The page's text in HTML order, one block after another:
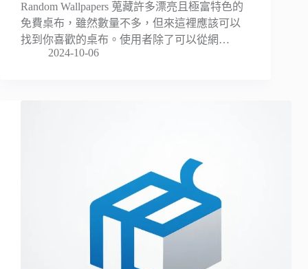
Random Wallpapers 蒐藏許多漂亮且極富特色的
免費桌布，雖然數量不多，但來這裡應該可以
找到你喜歡的桌布。使用者除了可以從網…
2024-10-06